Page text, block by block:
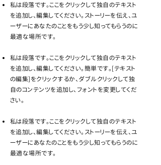
私は段落です。ここをクリックして独自のテキスト
を追加し、編集してください。ストーリーを伝え、ユ
ーザーにあなたのことをもう少し知ってもらうのに
最適な場所です。
私は段落です。ここをクリックして独自のテキスト
を追加し、編集してください。簡単です。[テキスト
の編集]をクリックするか、ダブルクリックして独
自のコンテンツを追加し、フォントを変更してくだ
さい。
私は段落です。ここをクリックして独自のテキスト
を追加し、編集してください。ストーリーを伝え、ユ
ーザーにあなたのことをもう少し知ってもらうのに
最適な場所です。